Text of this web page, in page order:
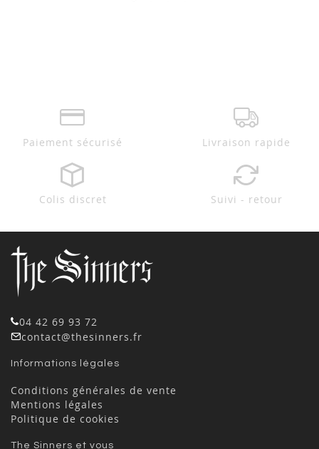
Paiement sécurisé Livraison rapide
Colis discret Suivi - retour
04 42 69 93 72
contact@thesinners.fr
Informations légales
Conditions générales de vente
Mentions légales
Politique de cookies
The Sinners et vous